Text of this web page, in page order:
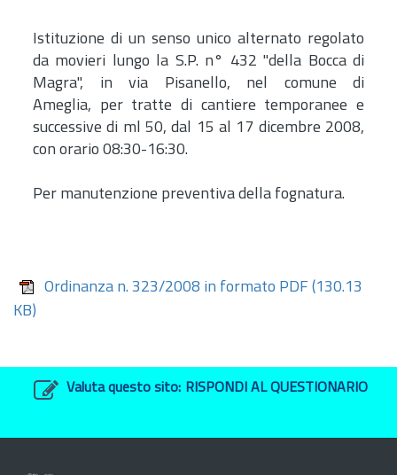
Istituzione di un senso unico alternato regolato
da movieri lungo la S.P. n° 432 "della Bocca di
Magra", in via Pisanello, nel comune di
Ameglia, per tratte di cantiere temporanee e
successive di ml 50, dal 15 al 17 dicembre 2008,
con orario 08:30-16:30.
Per manutenzione preventiva della fognatura.
Ordinanza n. 323/2008 in formato PDF (130.13
KB)
Valuta questo sito: RISPONDI AL QUESTIONARIO